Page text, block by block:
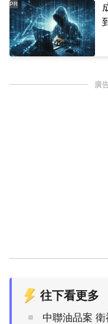
PR
廣
往下看更多
中聯油品案